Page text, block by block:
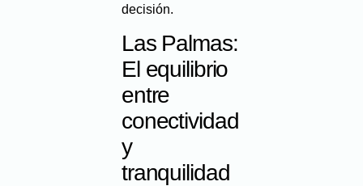
decisión.
Las Palmas:
El equilibrio
entre
conectividad
y
tranquilidad